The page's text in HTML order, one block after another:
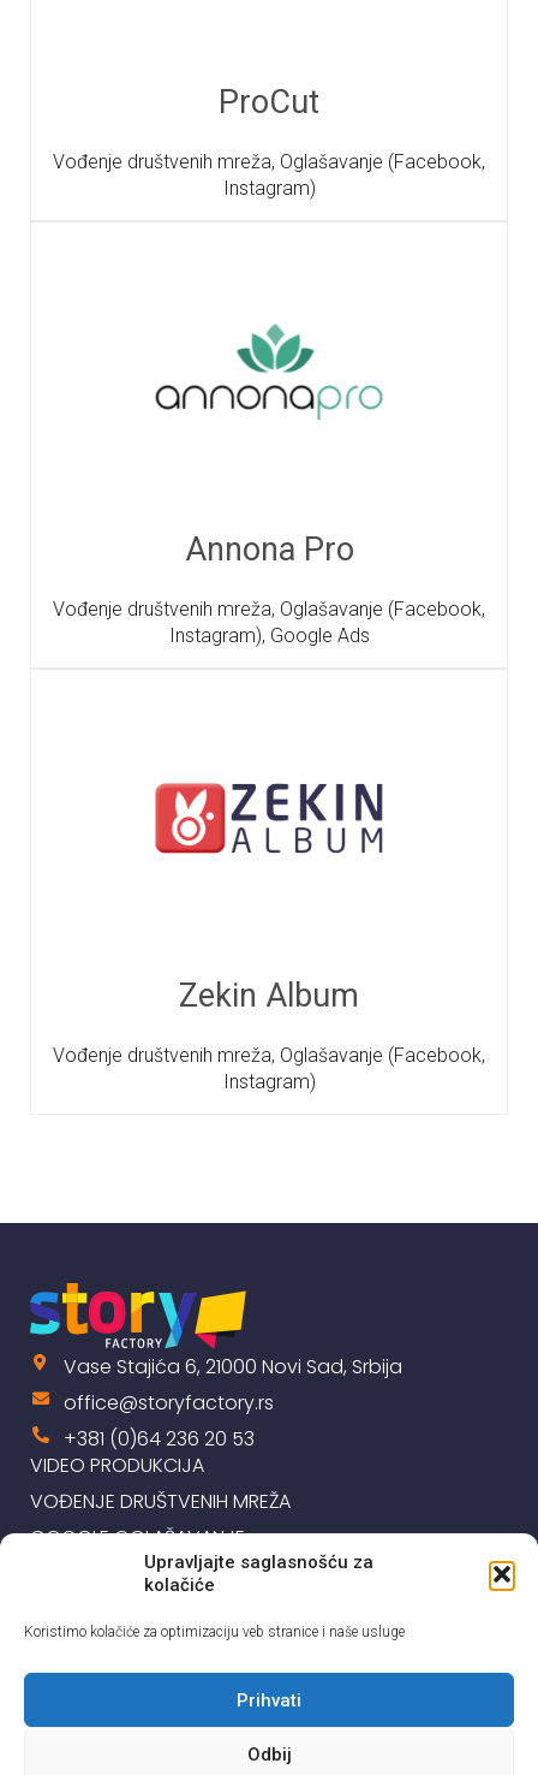
Upravljajte saglasnošću za
kolačiće
Koristimo kolačiće za optimizaciju veb stranice i naše usluge
Prihvati
Odbij
ProCut
Vođenje društvenih mreža, Oglašavanje (Facebook,
Instagram)
Annona Pro
Vođenje društvenih mreža, Oglašavanje (Facebook,
Instagram), Google Ads
Zekin Album
Vođenje društvenih mreža, Oglašavanje (Facebook,
Instagram)
Vase Stajića 6, 21000 Novi Sad, Srbija
office@storyfactory.rs
+381 (0)64 236 20 53
VIDEO PRODUKCIJA
VOĐENJE DRUŠTVENIH MREŽA
GOOGLE OGLAŠAVANJE
IZRADA I ODRŽAVANJE SAJTOVA
KONTAKT